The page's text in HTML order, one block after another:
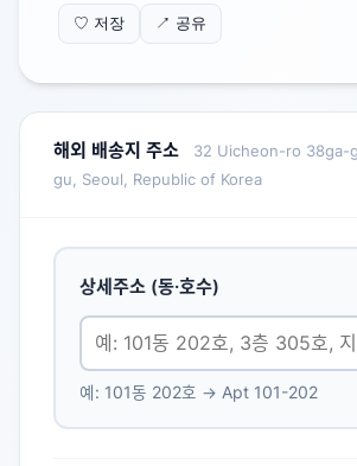
♡ 저장 ↗ 공유
해외 배송지 주소
32 Uicheon-ro 38ga-
gu, Seoul, Republic of Korea
상세주소 (동·호수)
예: 101동 202호 → Apt 101-202